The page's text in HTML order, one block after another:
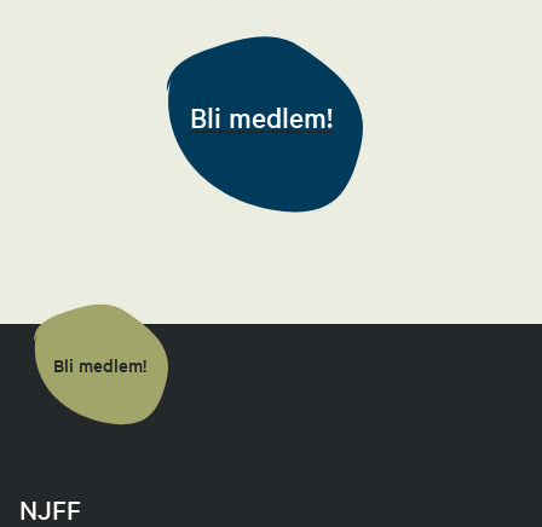
Bli medlem!
Bli medlem!
NJFF